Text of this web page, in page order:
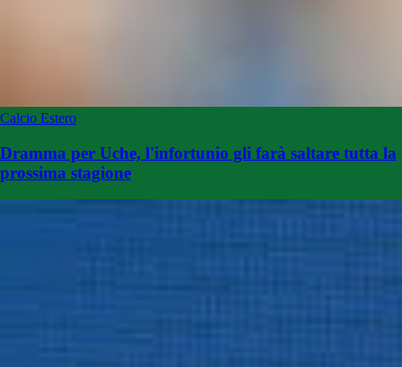
Calcio Estero
Dramma per Uche, l'infortunio gli farà saltare tutta la
prossima stagione